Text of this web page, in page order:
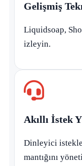
Gelişmiş
Liquidsoap,
izleyin.
Akıllı İstek
Dinleyici
mantığını